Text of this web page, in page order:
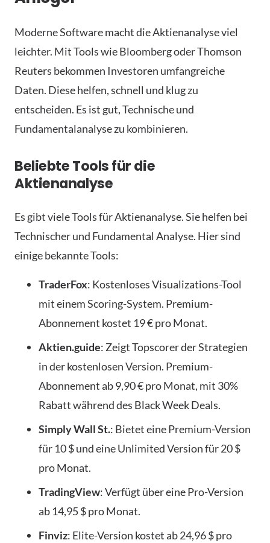
Moderne Software macht die Aktienanalyse viel
leichter. Mit Tools wie Bloomberg oder Thomson
Reuters bekommen Investoren umfangreiche
Daten. Diese helfen, schnell und klug zu
entscheiden. Es ist gut, Technische und
Fundamentalanalyse zu kombinieren.
Beliebte Tools für die
Aktienanalyse
Es gibt viele Tools für Aktienanalyse. Sie helfen bei
Technischer und Fundamental Analyse. Hier sind
einige bekannte Tools:
TraderFox: Kostenloses Visualizations-Tool
mit einem Scoring-System. Premium-
Abonnement kostet 19 € pro Monat.
Aktien.guide: Zeigt Topscorer der Strategien
in der kostenlosen Version. Premium-
Abonnement ab 9,90 € pro Monat, mit 30%
Rabatt während des Black Week Deals.
Simply Wall St.: Bietet eine Premium-Version
für 10 $ und eine Unlimited Version für 20 $
pro Monat.
TradingView: Verfügt über eine Pro-Version
ab 14,95 $ pro Monat.
Finviz: Elite-Version kostet ab 24,96 $ pro